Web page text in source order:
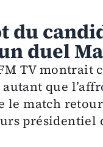
du
duel
TV montrait
que
le match
présidentiel